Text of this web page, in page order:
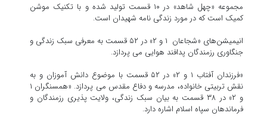
مجموعه «چهل شاهد» در ۱۰ قسمت تولید شده و با تکنیک موشن
کمیک است که در مورد زندگی نامه شهیدان است.
انیمیشن‌های «شجاعان ۱ و ۲» در ۵۲ قسمت به معرفی سبک زندگی و
جنگاوری رزمندگان پدافند هوایی می پردازد.
«فرزندان آفتاب ۱ و ۲» در ۵۲ قسمت با موضوع دانش آموزان و به
نقش تربیتی خانواده، مدرسه و دفاع مقدس می پردازد. «همسنگران ۱
و ۲» در ۳۸ قسمت به بیان سبک زندگی، ولایت پذیری رزمندگان و
فرماندهان سپاه اسلام اشاره دارد.